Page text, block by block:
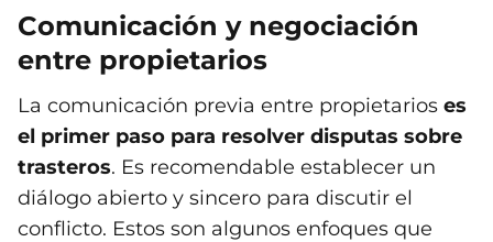
Comunicación y negociación
entre propietarios
La comunicación previa entre propietarios es
el primer paso para resolver disputas sobre
trasteros. Es recomendable establecer un
diálogo abierto y sincero para discutir el
conflicto. Estos son algunos enfoques que